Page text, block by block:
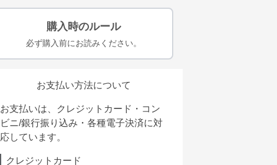
購入時のルール
必ず購入前にお読みください。
お支払い方法について
お支払いは、クレジットカード・コン
ビニ/銀行振り込み・各種電子決済に対
応しています。
クレジットカード